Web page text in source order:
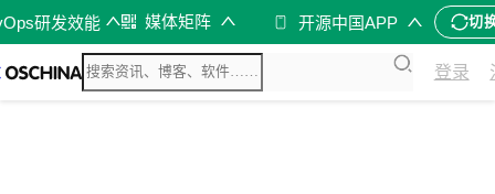
研发效能 媒体矩阵 开源中国APP 切
登录